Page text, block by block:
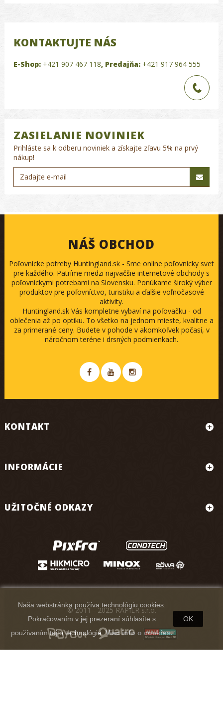
KONTAKTUJTE NÁS
E-Shop: +421 907 467 118, Predajňa: +421 917 964 555
ZASIELANIE NOVINIEK
Prihláste sa k odberu noviniek a získajte zľavu 5% na prvý
nákup!
NÁŠ OBCHOD
Poľovnícke potreby Huntingland.sk - Sme online poľovnícky svet
pre každého. Patríme medzi najväčšie internetové obchody s
poľovníckymi potrebami na Slovensku. Ponúkame široký výber
produktov pre poľovníctvo, turistiku a ďalšie voľnočasové
aktivity.
Huntingland.sk Vás kompletne vybaví na poľovačku - od
oblečenia až po optiku. To všetko na jednom mieste, kvalitne a
za primerané ceny. Budete v pohode v akomkoľvek počasí, v
náročnom teréne i drsných podmienkach.
KONTAKT
INFORMÁCIE
UŽITOČNÉ ODKAZY
Naša webstránka používa technológiu cookies.
Pokračovaním v jej prezeraní súhlasíte s
používaním tejto technológie.Viac info o cookies.
OK
© 2011 - 2025 RAPIER s.r.o.